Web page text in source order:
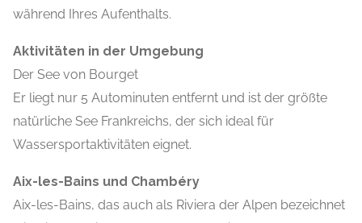
während Ihres Aufenthalts.
Aktivitäten in der Umgebung
Der See von Bourget
Er liegt nur 5 Autominuten entfernt und ist der größte
natürliche See Frankreichs, der sich ideal für
Wassersportaktivitäten eignet.
Aix-les-Bains und Chambéry
Aix-les-Bains, das auch als Riviera der Alpen bezeichnet